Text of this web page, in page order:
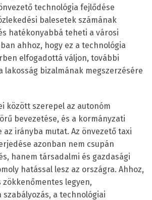
technológia fejlődése
balesetek számának
hatékonyabbá teheti a városi
ahhoz, hogy ez a technológia
elfogadottá váljon, további
lakosság bizalmának megszerzésére
között szerepel az autonóm
bevezetése, és a kormányzati
az irányba mutat. Az önvezető taxi
azonban nem csupán
hanem társadalmi és gazdasági
hatással lesz az országra. Ahhoz,
zökkenőmentes legyen,
a technológiai